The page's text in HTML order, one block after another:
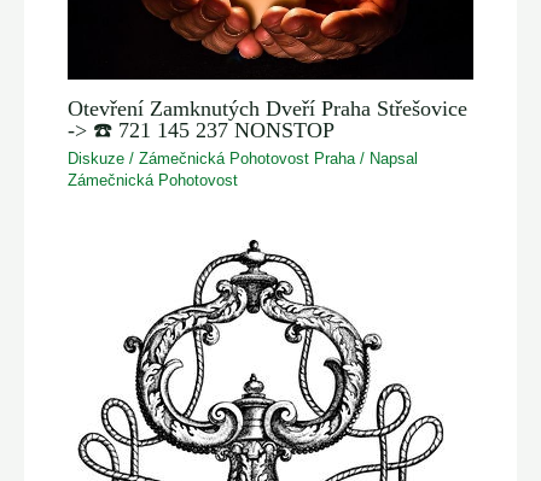
Otevření Zamknutých Dveří Praha Střešovice
-> ☎️ 721 145 237 NONSTOP
Diskuze /Zámečnická Pohotovost Praha/ Napsal
Zámečnická Pohotovost